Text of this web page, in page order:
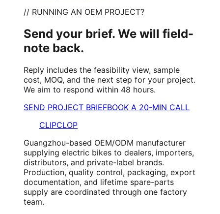
// RUNNING AN OEM PROJECT?
Send your brief. We will field-
note back.
Reply includes the feasibility view, sample
cost, MOQ, and the next step for your project.
We aim to respond within 48 hours.
SEND PROJECT BRIEFBOOK A 20-MIN CALL
CLIPCLOP
Guangzhou-based OEM/ODM manufacturer
supplying electric bikes to dealers, importers,
distributors, and private-label brands.
Production, quality control, packaging, export
documentation, and lifetime spare-parts
supply are coordinated through one factory
team.